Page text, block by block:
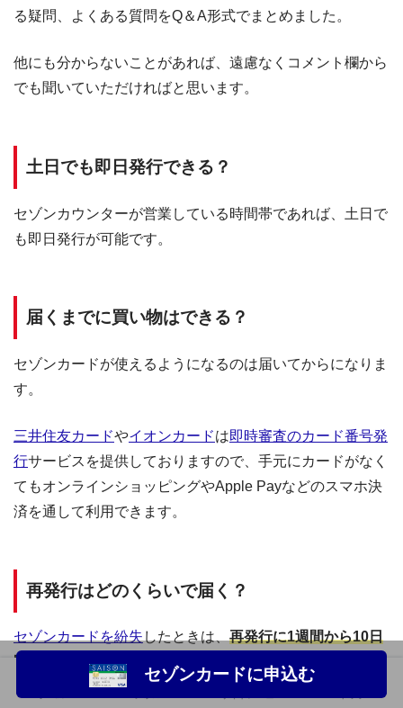
る疑問、よくある質問をQ＆A形式でまとめました。
他にも分からないことがあれば、遠慮なくコメント欄から
でも聞いていただければと思います。
土日でも即日発行できる？
セゾンカウンターが営業している時間帯であれば、土日で
も即日発行が可能です。
届くまでに買い物はできる？
セゾンカードが使えるようになるのは届いてからになりま
す。
三井住友カードやイオンカードは即時審査のカード番号発
行サービスを提供しておりますので、手元にカードがなく
てもオンラインショッピングやApple Payなどのスマホ決
済を通して利用できます。
再発行はどのくらいで届く？
セゾンカードを紛失 したときは、 再発行に1週間から10日
間
かかります。
セゾンカードに申込む